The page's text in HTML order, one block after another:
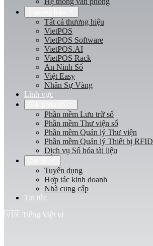
Tất cả thương hiệu
VietPOS
VietPOS Software
VietPOS.AI
VietPOS Rack
An Ninh Số
Việt Easy
Nhân Sự Vàng
Lĩnh vực
Phần mềm Lưu trữ số
Phần mềm Thư viện số
Phần mềm Quản lý Thư viện
Phần mềm Quản lý Thiết bị RFID
Dịch vụ Số hóa tài liệu
Tuyển dụng
Hợp tác kinh doanh
Nhà cung cấp
Tin tức
🇻🇳 Tiếng Việt vi